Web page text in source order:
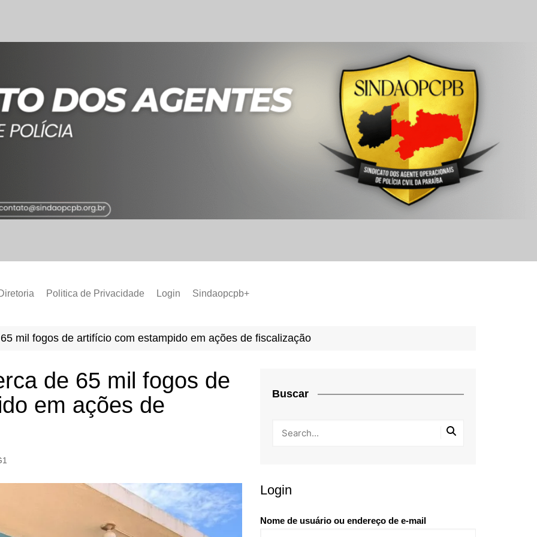
PCCR 2022
Tabela de Venc. 2025
Politica de Privacidade Login Sindaopcpb+
mil fogos de artifício com estampido em ações de fiscalização
de 65 mil fogos de
em ações de
Buscar
Login
Nome de usuário ou endereço de e-mail